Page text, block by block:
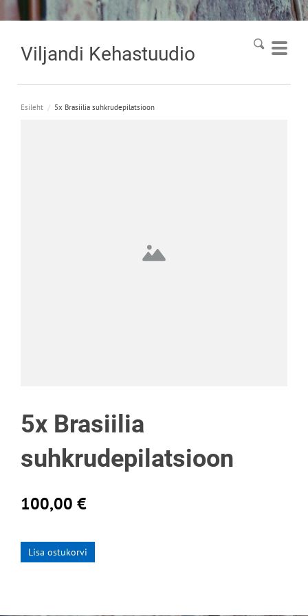
Viljandi Kehastuudio
Esileht / 5x Brasiilia suhkrudepilatsioon
5x Brasiilia
suhkrudepilatsioon
100,00 €
Lisa ostukorvi